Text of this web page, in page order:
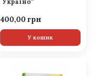
Україно”
400,00
У кошик